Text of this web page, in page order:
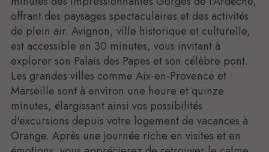
offrant des paysages spectaculaires et des activités
de plein air. Avignon, ville historique et culturelle,
est accessible en 30 minutes, vous invitant à
explorer son Palais des Papes et son célèbre pont.
Les grandes villes comme Aix-en-Provence et
Marseille sont à environ une heure et quinze
minutes, élargissant ainsi vos possibilités
d'excursions depuis votre logement de vacances à
Orange. Après une journée riche en visites et en